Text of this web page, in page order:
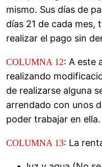
mismo. Sus días de
días 21 de cada mes,
realizar el pago sin
COLUMNA 12: A este
realizando
de realizarse alguna
arrendado con unos
poder trabajar en ella.
COLUMNA 13: La